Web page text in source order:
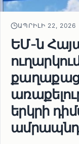
ԱՊՐԻԼԻ 22, 2026
ԵՄ-ն
երկրի